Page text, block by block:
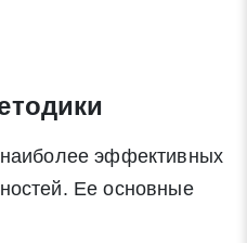
эффективных
Ее основные